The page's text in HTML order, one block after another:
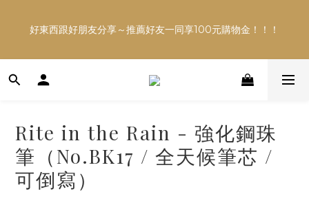
認現貨數量，以避免空等。
好東西跟好朋友分享～推薦好友一同享100元購物金！！！
多平台銷售，商品資訊及數量恐不即時，購買前可與小編確
Rite in the Rain - 強化鋼珠
筆（No.BK17 / 全天候筆芯 /
可倒寫）